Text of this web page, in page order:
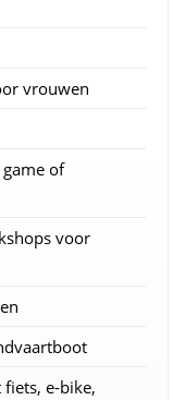
vrouwen
of
voor
e-bike,